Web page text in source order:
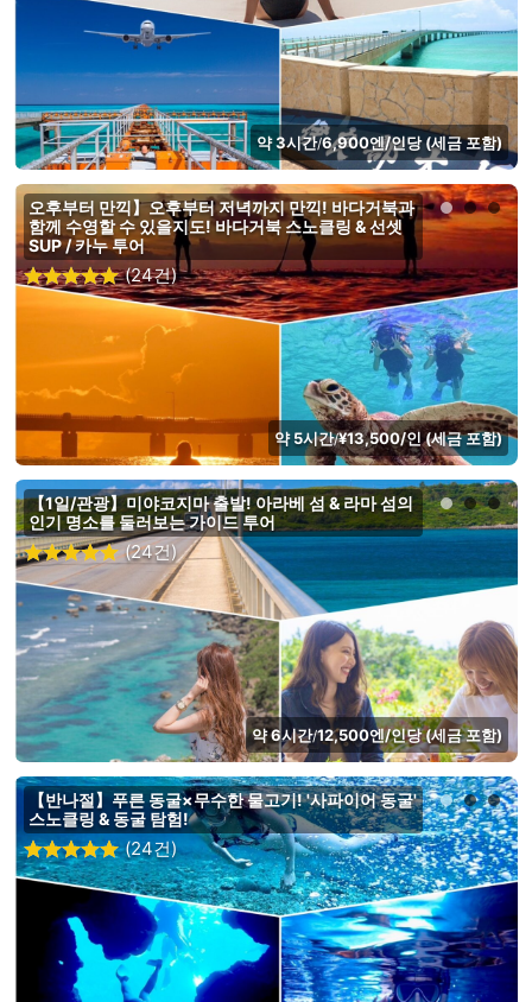
약 3시간/6,900엔/인당 (세금 포함)
오후부터 만끽】오후부터 저녁까지 만끽! 바다거북과
함께 수영할 수 있을지도! 바다거북 스노클링 & 선셋
SUP / 카누 투어
(24건)
약 5시간/¥13,500/인 (세금 포함)
【1일/관광】미야코지마 출발! 아라베 섬 & 라마 섬의
인기 명소를 둘러보는 가이드 투어
(24건)
약 6시간/12,500엔/인당 (세금 포함)
【반나절】푸른 동굴×무수한 물고기! '사파이어 동굴'
스노클링 & 동굴 탐험!
(24건)